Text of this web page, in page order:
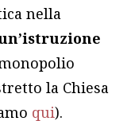
nella
la Chiesa
qui).